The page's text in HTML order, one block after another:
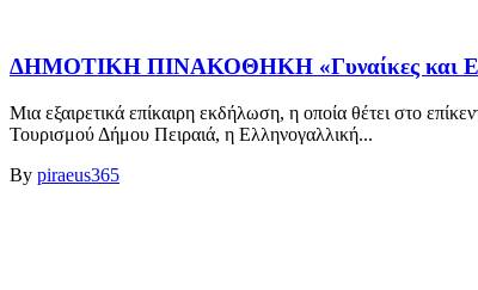
ΔΗΜΟΤΙΚΗ ΠΙΝΑΚΟΘΗΚΗ «Γυναίκες και
Μια εξαιρετικά επίκαιρη εκδήλωση, η οποία θέτει στο
Τουρισμού Δήμου Πειραιά, η Ελληνογαλλική...
By piraeus365